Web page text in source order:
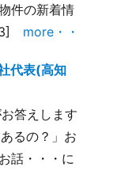
件の新着情
more・・
代表(高知
答えします
るの？」お
話・・・に